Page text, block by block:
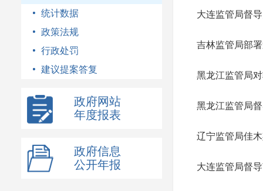
统计数据
政策法规
行政处罚
建议提案答复
政府网站
年度报表
政府信息
公开年报
大连监管局督
吉林监管局部
黑龙江监管局
黑龙江监管局
辽宁监管局佳
大连监管局督